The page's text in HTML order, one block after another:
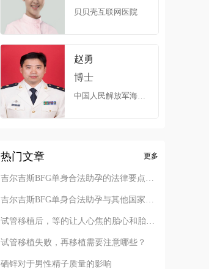
贝贝壳互联网医院
赵勇
博士
热门文章 更多
试管移植失败，再移植需要注意哪些？
硒锌对于男性精子质量的影响